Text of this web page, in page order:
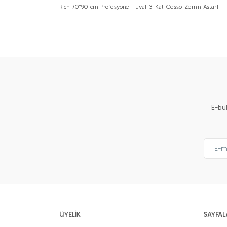
Rich 70*90 cm Profesyonel Tuval 3 Kat Gesso Zemin Astarlı
E-
ÜYELİK